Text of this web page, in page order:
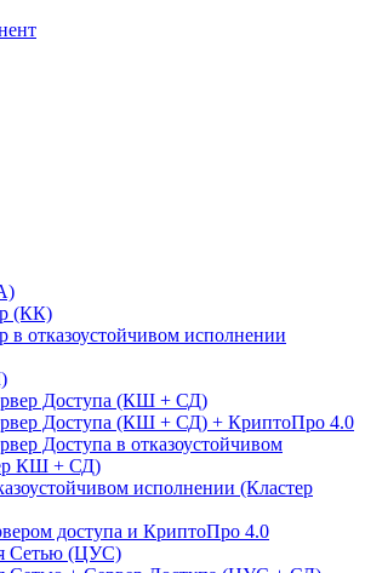
(КК)
в отказоустойчивом исполнении
Доступа (КШ + СД)
Доступа (КШ + СД) + КриптоПро 4.0
Доступа в отказоустойчивом
КШ + СД)
исполнении (Кластер
доступа и КриптоПро 4.0
Сетью (ЦУС)